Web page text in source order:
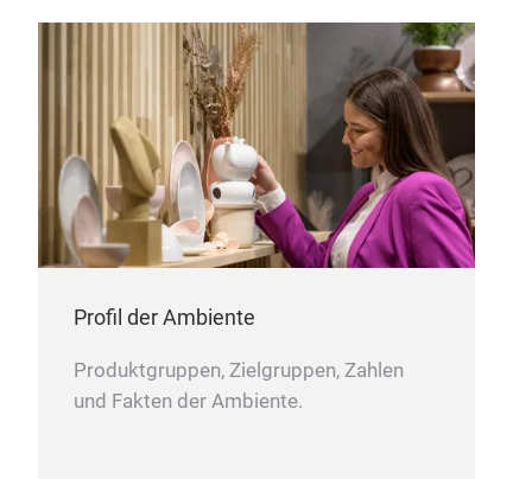
Profil der Ambiente
Produktgruppen, Zielgruppen, Zahlen
und Fakten der Ambiente.